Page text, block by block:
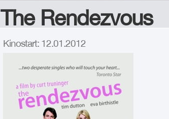
The Rendezvous
Kinostart: 12.01.2012